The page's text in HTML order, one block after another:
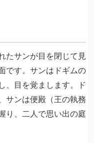
たサンが目を閉じて見
です。サンはドギムの
、目を覚まします。ド
サンは便殿（王の執務
り、二人で思い出の庭